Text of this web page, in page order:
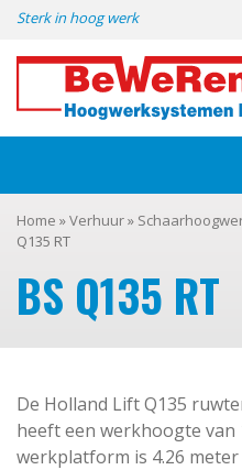
Skip
content
Sterk in hoog werk
Home »Verhuur»
Q135 RT
BS Q135 RT
De Holland Lift Q135
heeft een werkhoogte van
werkplatform is 4.26